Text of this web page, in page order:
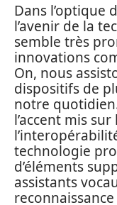
Dans l’optique
l’avenir de la
semble très
innovations
On, nous
dispositifs de
notre
l’accent mis
technologie
d’éléments
assistants